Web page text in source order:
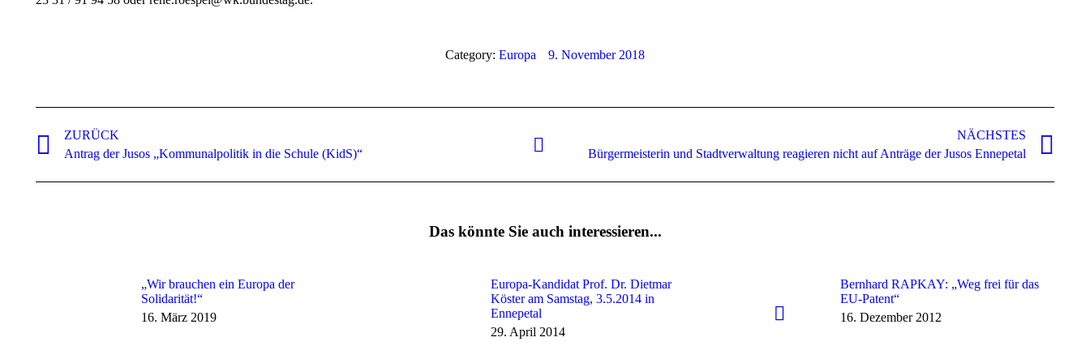
Category: Europa 9. November 2018
ZURÜCK
Vorheriger
Beitrag:
Antrag der Jusos „Kommunalpolitik in die Schule (KidS)“
NÄCHSTES
Nächster
Beitrag:
Bürgermeisterin und Stadtverwaltung reagieren nicht auf Anträge der Jusos Ennepetal
Das könnte Sie auch interessieren...
„Wir brauchen ein Europa der
Solidarität!“
16. März 2019
Europa-Kandidat Prof. Dr. Dietmar
Köster am Samstag, 3.5.2014 in
Ennepetal
29. April 2014
Bernhard RAPKAY: „Weg frei für das
EU-Patent“
16. Dezember 2012